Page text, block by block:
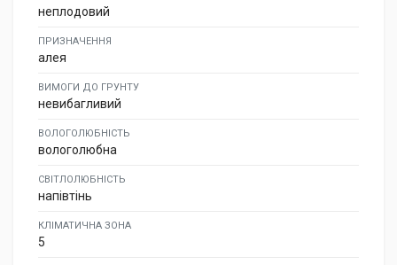
неплодовий
ПРИЗНАЧЕННЯ
алея
ВИМОГИ ДО ГРУНТУ
невибагливий
ВОЛОГОЛЮБНІСТЬ
вологолюбна
СВІТЛОЛЮБНІСТЬ
напівтінь
КЛІМАТИЧНА ЗОНА
5